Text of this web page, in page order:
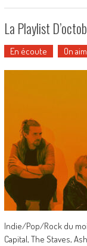
La Playlist
En écoute On
Indie/Pop/Rock du
Capital, The Staves,